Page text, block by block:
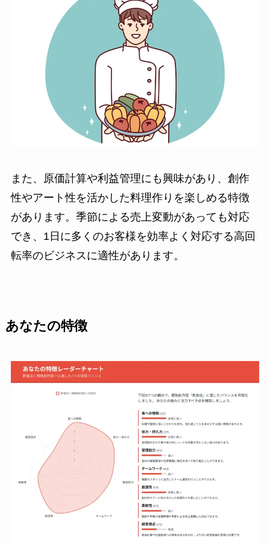
また、原価計算や利益管理にも興味があり、創作
性やアート性を活かした料理作りを楽しめる特徴
があります。季節による売上変動があっても対応
でき、1日に多くのお客様を効率よく対応する高回
転率のビジネスに適性があります。
あなたの特徴